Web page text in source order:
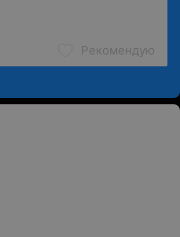
Рекомендую